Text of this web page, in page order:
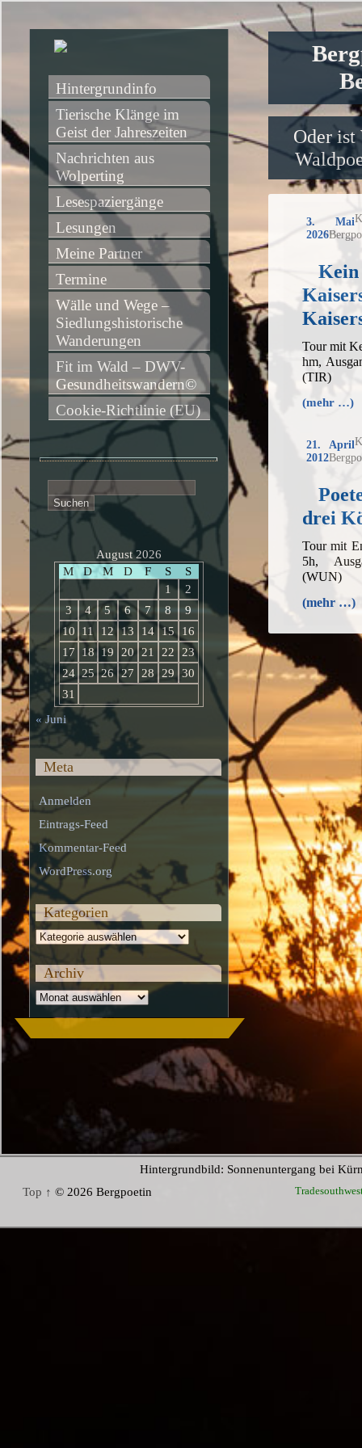
Oder ist
3. Mai
2026
Kein
Tour mit
hm,
(TIR)
(mehr …)
21. April
2012
drei
Tour mit
5h,
(WUN)
(mehr …)
Hintergrundinfo
Tierische Klänge im
Geist der Jahreszeiten
Nachrichten aus
Wolperting
Lesespaziergänge
Lesungen
Meine Partner
Termine
Wälle und Wege –
Siedlungshistorische
Wanderungen
Fit im Wald – DWV-
Gesundheitswandern©
Cookie-Richtlinie (EU)
nach:
August 2026
M
D M D F S
S
1
2
3
4 5 6 7 8
9
10
11 12 13 14 15
16
17
18 19 20 21 22
23
24 25 26 27 28 29
30
31
« Juni
Meta
Anmelden
Eintrags-Feed
Kommentar-Feed
WordPress.org
Kategorien
Kategorien
Archiv
Archiv
Hintergrundbild: Sonnenuntergang bei
Top ↑ © 2026 Bergpoetin